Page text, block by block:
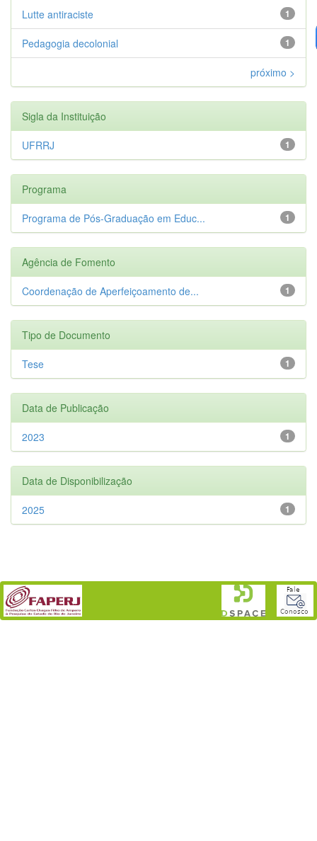
1
Lutte antiraciste
1
Pedagogia decolonial
próximo >
Sigla da Instituição
1
UFRRJ
Programa
1
Programa de Pós-Graduação em Educ...
Agência de Fomento
1
Coordenação de Aperfeiçoamento de...
Tipo de Documento
1
Tese
Data de Publicação
1
2023
Data de Disponibilização
1
2025